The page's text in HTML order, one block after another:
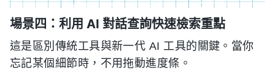
場景四：利用 AI 對話查詢快速檢索重點
這是區別傳統工具與新一代 AI 工具的關鍵。當你
忘記某個細節時，不用拖動進度條。